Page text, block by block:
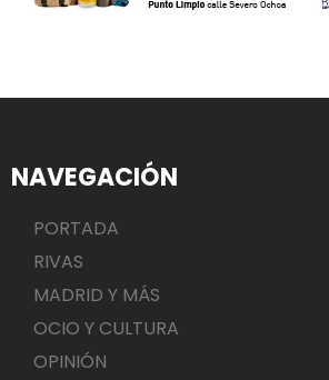
NAVEGACIÓN
PORTADA
RIVAS
MADRID Y MÁS
OCIO Y CULTURA
OPINIÓN